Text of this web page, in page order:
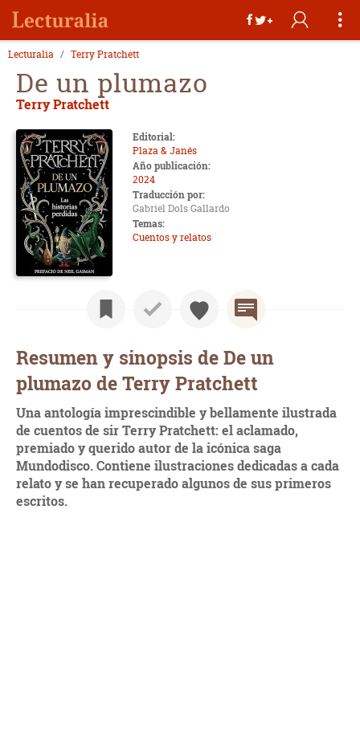
Lecturalia Terry Pratchett
De un plumazo
Terry Pratchett
Editorial:
Plaza & Janés
Año publicación:
2024
Traducción por:
Gabriel Dols Gallardo
Temas:
Cuentos y relatos
Resumen y sinopsis de De un
plumazo de Terry Pratchett
Una antología imprescindible y bellamente ilustrada
de cuentos de sir Terry Pratchett: el aclamado,
premiado y querido autor de la icónica saga
Mundodisco. Contiene ilustraciones dedicadas a cada
relato y se han recuperado algunos de sus primeros
escritos.